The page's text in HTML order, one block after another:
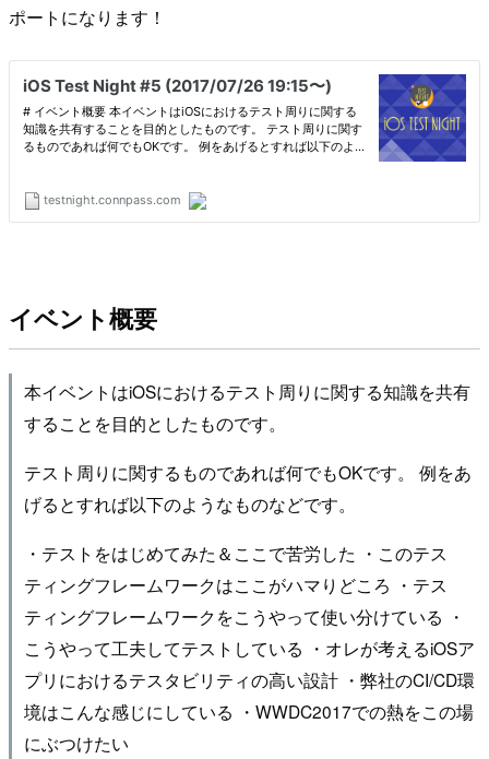
ポートになります！
イベント概要
本イベントはiOSにおけるテスト周りに関する知識を共有
することを目的としたものです。
テスト周りに関するものであれば何でもOKです。 例をあ
げるとすれば以下のようなものなどです。
・テストをはじめてみた＆ここで苦労した ・このテス
ティングフレームワークはここがハマりどころ ・テス
ティングフレームワークをこうやって使い分けている ・
こうやって工夫してテストしている ・オレが考えるiOSア
プリにおけるテスタビリティの高い設計 ・弊社のCI/CD環
境はこんな感じにしている ・WWDC2017での熱をこの場
にぶつけたい